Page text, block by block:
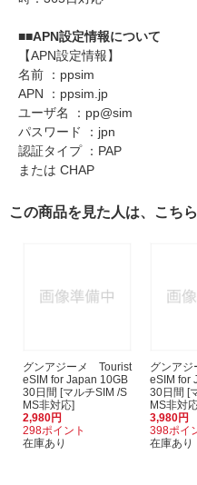
■■APN設定情報について
【APN設定情報】
名前 ：ppsim
APN ：ppsim.jp
ユーザ名 ：pp@sim
パスワード ：jpn
認証タイプ ：PAP
または CHAP
この商品を見た人は、こち
グンアジーメ Tourist
eSIM for Japan 10GB
30日間 [マルチSIM /S
MS非対応]
2,980円
298ポイント
在庫あり
グンア
eSIM for
30日間 [
MS非対
3,980円
398ポイ
在庫あり